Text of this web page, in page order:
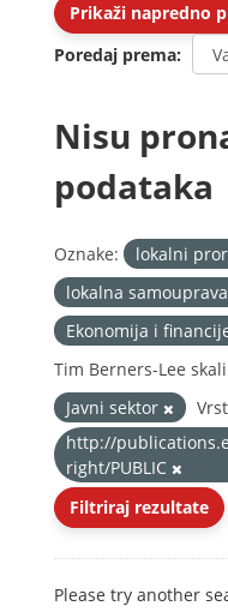
Prikaži napredno
Poredaj prema
Nisu
podataka
Oznake: lokalni
lokalna samouprava
Ekonomija i
Tim Berners-Lee
Javni sektor
http://
right/PUBLIC
Filtriraj rezultate
Please try another